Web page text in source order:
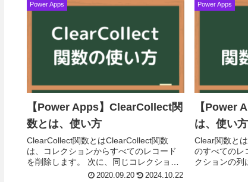
Power Apps
【Power Apps】ClearCollect関
数とは、使い方
ClearCollect関数とはClearCollect関数
は、コレクションからすべてのレコード
を削除します。 次に、同じコレクション
に異なるレコード セットを追加します。
2020.09.20 2024.10.22
Power Apps
【Power
は、使い方
Clear関数と
のすべてのレ
クションの列
Excelなどの